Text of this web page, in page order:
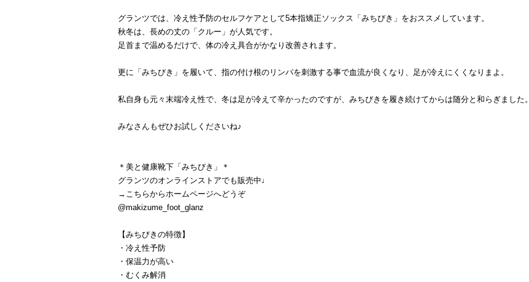
グランツでは、冷え性予防のセルフケアとして5本指矯正ソックス「みちびき」をおススメしています。
秋冬は、長めの丈の「クルー」が人気です。
足首まで温めるだけで、体の冷え具合がかなり改善されます。
更に「みちびき」を履いて、指の付け根のリンパを刺激する事で血流が良くなり、足が冷えにくくなりまよ。
私自身も元々末端冷え性で、冬は足が冷えて辛かったのですが、みちびきを履き続けてからは随分と和らぎました。
みなさんもぜひお試しくださいね♪
＊美と健康靴下「みちびき」＊
グランツのオンラインストアでも販売中♩
→こちらからホームページへどうぞ
@makizume_foot_glanz
【みちびきの特徴】
・冷え性予防
・保温力が高い
・むくみ解消